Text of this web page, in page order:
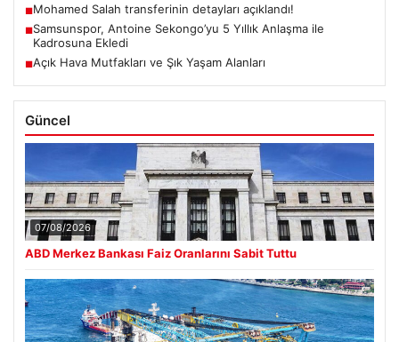
■Mohamed Salah transferinin detayları açıklandı!
■Samsunspor, Antoine Sekongo’yu 5 Yıllık Anlaşma ile
Kadrosuna Ekledi
■Açık Hava Mutfakları ve Şık Yaşam Alanları
Güncel
07/08/2026
ABD Merkez Bankası Faiz Oranlarını Sabit Tuttu